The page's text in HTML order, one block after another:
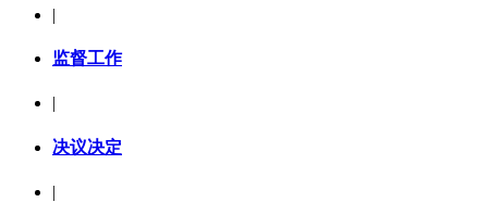
|
监督工作
决议决定
|